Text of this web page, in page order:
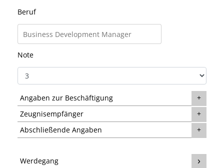
Beruf
Note
Angaben zur Beschäftigung
Zeugnisempfänger
Abschließende Angaben
Werdegang